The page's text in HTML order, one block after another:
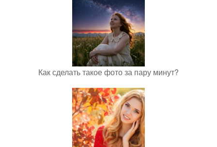
Как сделать такое фото за пару минут?